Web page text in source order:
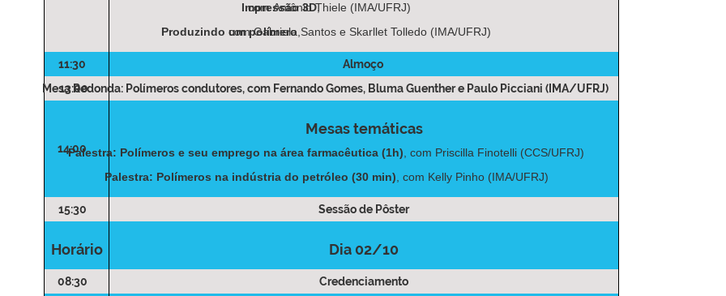
Impressão 3D,
com Antônio Thiele (IMA/UFRJ)
Produzindo um polímero,
com Gabriela Santos e Skarllet Tolledo (IMA/UFRJ)
11:30
Almoço
13:00
Mesa Redonda: Polímeros condutores, com Fernando Gomes, Bluma Guenther e Paulo Picciani (IMA/UFRJ)
14:00
Mesas temáticas
Palestra: Polímeros e seu emprego na área farmacêutica (1h), com Priscilla Finotelli (CCS/UFRJ)
Palestra: Polímeros na indústria do petróleo (30 min), com Kelly Pinho (IMA/UFRJ)
15:30 Sessão de Pôster
Horário Dia 02/10
08:30 Credenciamento